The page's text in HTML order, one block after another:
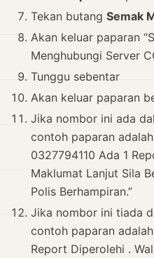
Tekan butang Semak
Akan keluar paparan
Menghubungi Server
Tunggu sebentar
Akan keluar paparan
Jika nombor ini ada
contoh paparan
0327794110 Ada 1
Maklumat Lanjut Sila
Polis Berhampiran.”
Jika nombor ini tiada
contoh paparan
Report Diperolehi .